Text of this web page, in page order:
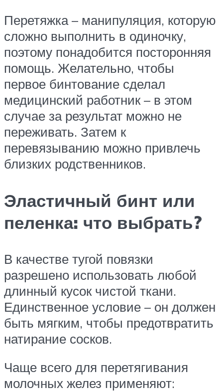
Перетяжка – манипуляция, которую
сложно выполнить в одиночку,
поэтому понадобится посторонняя
помощь. Желательно, чтобы
первое бинтование сделал
медицинский работник – в этом
случае за результат можно не
переживать. Затем к
перевязыванию можно привлечь
близких родственников.
Эластичный бинт или
пеленка: что выбрать?
В качестве тугой повязки
разрешено использовать любой
длинный кусок чистой ткани.
Единственное условие – он должен
быть мягким, чтобы предотвратить
натирание сосков.
Чаще всего для перетягивания
молочных желез применяют: